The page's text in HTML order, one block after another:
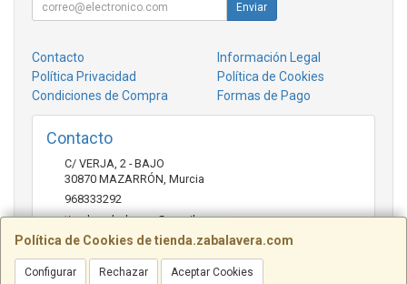
Política de Cookies de tienda.zabalavera.com
Configurar Rechazar Aceptar Cookies
Enviar
Contacto
Información Legal
Política Privacidad
Política de Cookies
Condiciones de Compra
Formas de Pago
Contacto
C/ VERJA, 2 - BAJO
30870 MAZARRÓN, Murcia
968333292
tienda.zabalavera@gmail.com